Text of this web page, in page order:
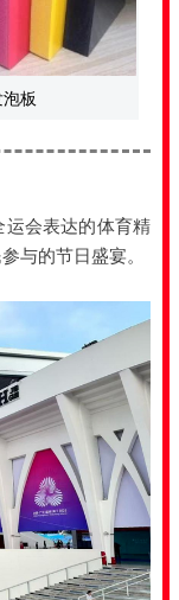
板
运会表达的体育精
与的节日盛宴。